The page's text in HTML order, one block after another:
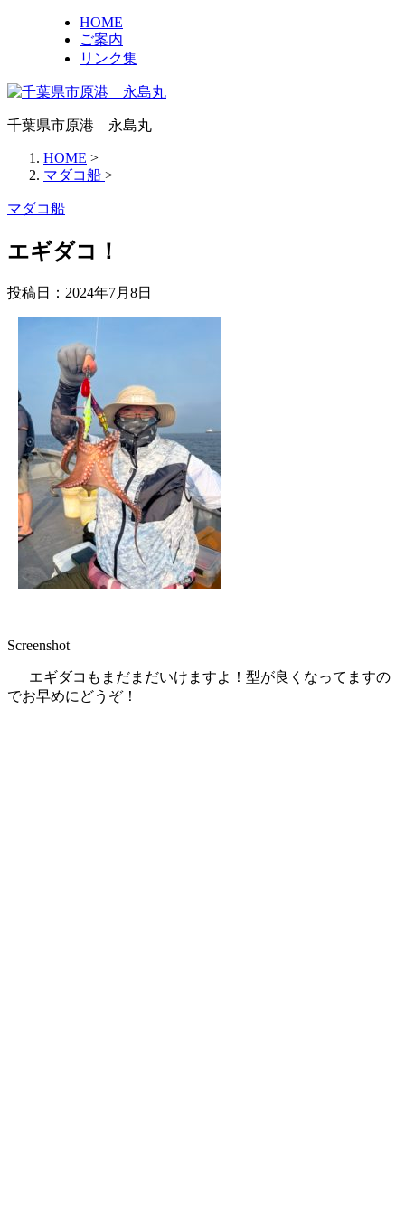
HOME
ご案内
リンク集
千葉県市原港 永島丸
HOME >
マダコ船 >
マダコ船
エギダコ！
投稿日： 2024年7月8日
Screenshot
エギダコもまだまだいけますよ！型が良くなってますの
でお早めにどうぞ！